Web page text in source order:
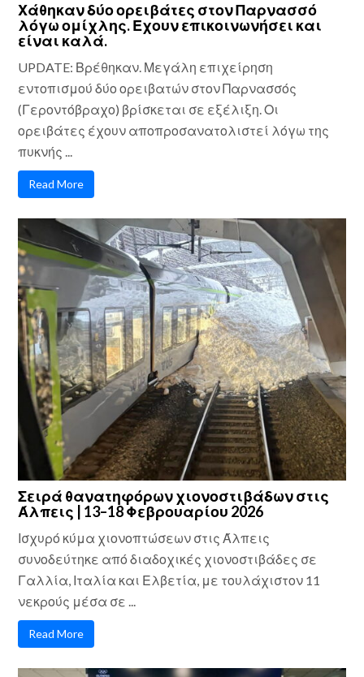
Χάθηκαν δύο ορειβάτες στον Παρνασσό
λόγω ομίχλης. Εχουν επικοινωνήσει και
είναι καλά.
UPDATE: Βρέθηκαν. Μεγάλη επιχείρηση
εντοπισμού δύο ορειβατών στον Παρνασσός
(Γεροντόβραχο) βρίσκεται σε εξέλιξη. Οι
ορειβάτες έχουν αποπροσανατολιστεί λόγω της
πυκνής ...
Read More
Σειρά θανατηφόρων χιονοστιβάδων στις
Άλπεις | 13–18 Φεβρουαρίου 2026
Ισχυρό κύμα χιονοπτώσεων στις Άλπεις
συνοδεύτηκε από διαδοχικές χιονοστιβάδες σε
Γαλλία, Ιταλία και Ελβετία, με τουλάχιστον 11
νεκρούς μέσα σε ...
Read More